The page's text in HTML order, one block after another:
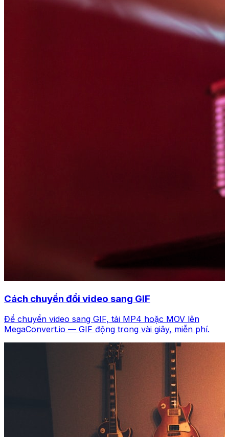
Cách chuyển đổi video sang GIF
Để chuyển video sang GIF, tải MP4 hoặc MOV lên
MegaConvert.io — GIF động trong vài giây, miễn phí.